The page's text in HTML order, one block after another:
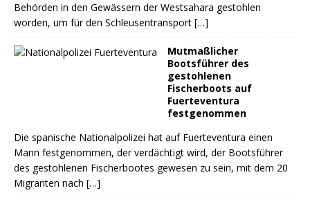
Behörden in den Gewässern der Westsahara gestohlen
worden, um für den Schleusentransport […]
Mutmaßlicher
Bootsführer des
gestohlenen
Fischerboots auf
Fuerteventura
festgenommen
Die spanische Nationalpolizei hat auf Fuerteventura einen
Mann festgenommen, der verdächtigt wird, der Bootsführer
des gestohlenen Fischerbootes gewesen zu sein, mit dem 20
Migranten nach […]